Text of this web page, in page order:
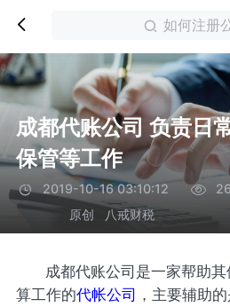
如何注册
成都代账公司 负责日
保管等工作
2019-10-16 03:10:12
原创
八戒财税
成都代账公司是一家帮助
算工作的代帐公司 ，主要辅助